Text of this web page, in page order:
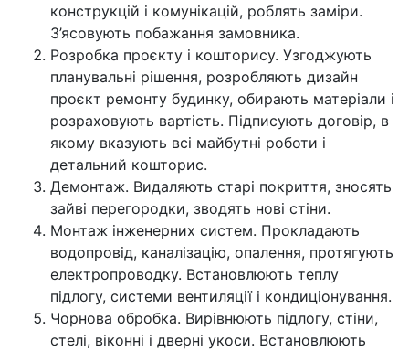
конструкцій і комунікацій, роблять заміри.
З’ясовують побажання замовника.
Розробка проєкту і кошторису. Узгоджують
планувальні рішення, розробляють дизайн
проєкт ремонту будинку, обирають матеріали і
розраховують вартість. Підписують договір, в
якому вказують всі майбутні роботи і
детальний кошторис.
Демонтаж. Видаляють старі покриття, зносять
зайві перегородки, зводять нові стіни.
Монтаж інженерних систем. Прокладають
водопровід, каналізацію, опалення, протягують
електропроводку. Встановлюють теплу
підлогу, системи вентиляції і кондиціонування.
Чорнова обробка. Вирівнюють підлогу, стіни,
стелі, віконні і дверні укоси. Встановлюють